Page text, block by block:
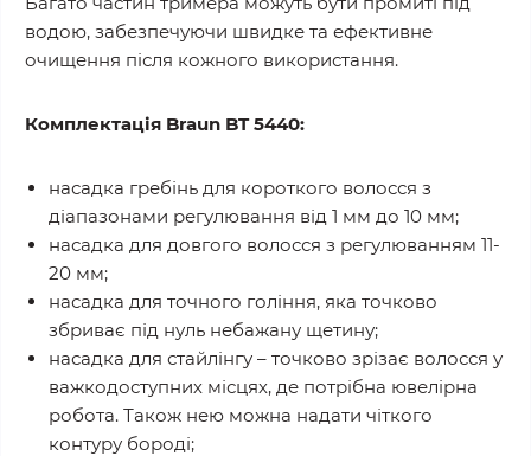
водою, забезпечуючи швидке та ефективне
очищення після кожного використання.
Комплектація Braun BT 5440:
насадка гребінь для короткого волосся з
діапазонами регулювання від 1 мм до 10 мм;
насадка для довгого волосся з регулюванням 11-
20 мм;
насадка для точного гоління, яка точково
збриває під нуль небажану щетину;
насадка для стайлінгу – точково зрізає волосся у
важкодоступних місцях, де потрібна ювелірна
робота. Також нею можна надати чіткого
контуру бороді;